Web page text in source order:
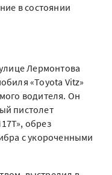
в состоянии
Лермонтова
«Toyota Vitz»
водителя. Он
пистолет
обрез
с укороченными